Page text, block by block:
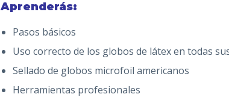
Aprenderás:
Pasos básicos
Uso correcto de los globos de látex en todas
Sellado de globos microfoil americanos
Herramientas profesionales